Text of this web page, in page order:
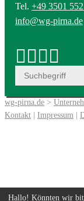
Tel. +49 3501
info@wg-pirna.de
wg-pirna.de >
Kontakt | Impressum |
Hallo! Könnten wir